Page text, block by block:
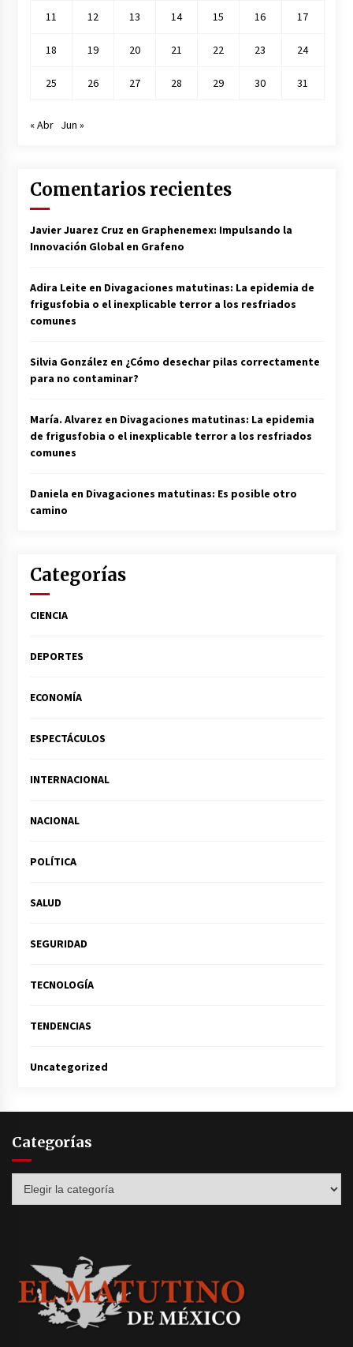
11 12 13 14 15 16 17
18 19 20 21 22 23 24
25 26 27 28 29 30 31
« Abr Jun »
Comentarios recientes
Javier Juarez Cruz en Graphenemex: Impulsando la
Innovación Global en Grafeno
Adira Leite en Divagaciones matutinas: La epidemia de
frigusfobia o el inexplicable terror a los resfriados
comunes
Silvia González en ¿Cómo desechar pilas correctamente
para no contaminar?
María. Alvarez en Divagaciones matutinas: La epidemia
de frigusfobia o el inexplicable terror a los resfriados
comunes
Daniela en Divagaciones matutinas: Es posible otro
camino
Categorías
CIENCIA
DEPORTES
ECONOMÍA
ESPECTÁCULOS
INTERNACIONAL
NACIONAL
POLÍTICA
SALUD
SEGURIDAD
TECNOLOGÍA
TENDENCIAS
Uncategorized
Categorías